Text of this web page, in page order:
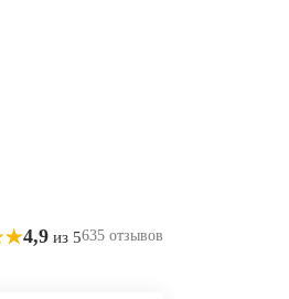
4,9 из 5635 отзывов